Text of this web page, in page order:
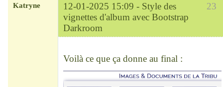
23
Katryne 12-01-2025 15:09 - Style des
vignettes d'album avec Bootstrap
Darkroom
Voilà ce que ça donne au final :